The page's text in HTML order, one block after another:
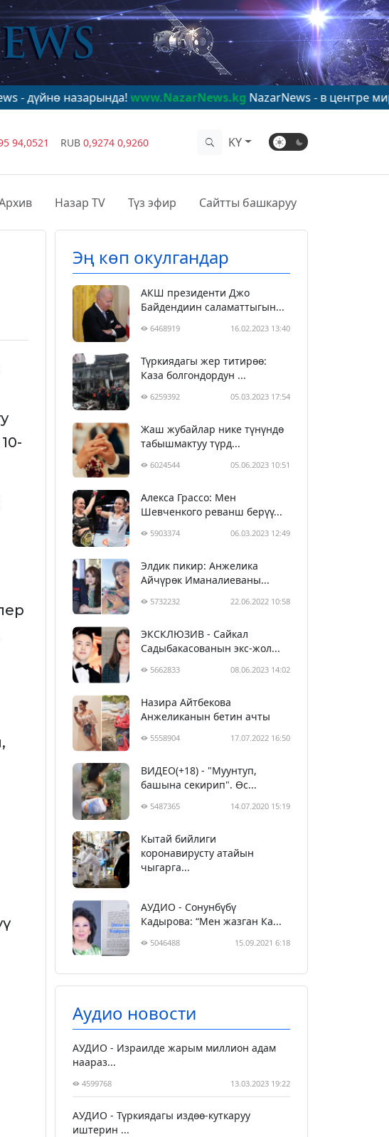
назарында!www.NazarNews.kgNazarNews - в центре мирового
94,0521 RUB 0,9274 0,9260 KY
Назар TV Түз эфир Сайтты башкаруу
Эң көп окулгандар
АКШ президенти Джо
Байдендиин саламаттыгын...
6468919 16.02.2023 13:40
Түркиядагы жер титирөө:
Каза болгондордун ...
6259392 05.03.2023 17:54
Жаш жубайлар нике түнүндө
табышмактуу түрд...
6024544 05.06.2023 10:51
Алекса Грассо: Мен
Шевченкого реванш берүү...
5903374 06.03.2023 12:49
Элдик пикир: Анжелика
Айчүрөк Иманалиеваны...
5732232 22.06.2022 10:58
ЭКСКЛЮЗИВ - Сайкал
Садыбакасованын экс-жол...
5662833 08.06.2023 14:02
Назира Айтбекова
Анжеликанын бетин ачты
5558904 17.07.2022 16:50
ВИДЕО(+18) - "Муунтуп,
башына секирип". Өс...
5487365 14.07.2020 15:19
Кытай бийлиги
коронавирусту атайын
чыгарга...
АУДИО - Сонунбүбү
Кадырова: “Мен жазган Ка...
5046488 15.09.2021 6:18
Аудио новости
АУДИО - Израилде жарым миллион адам
наараз...
4599768 13.03.2023 19:22
АУДИО - Түркиядагы издөө-куткаруу
иштерин ...